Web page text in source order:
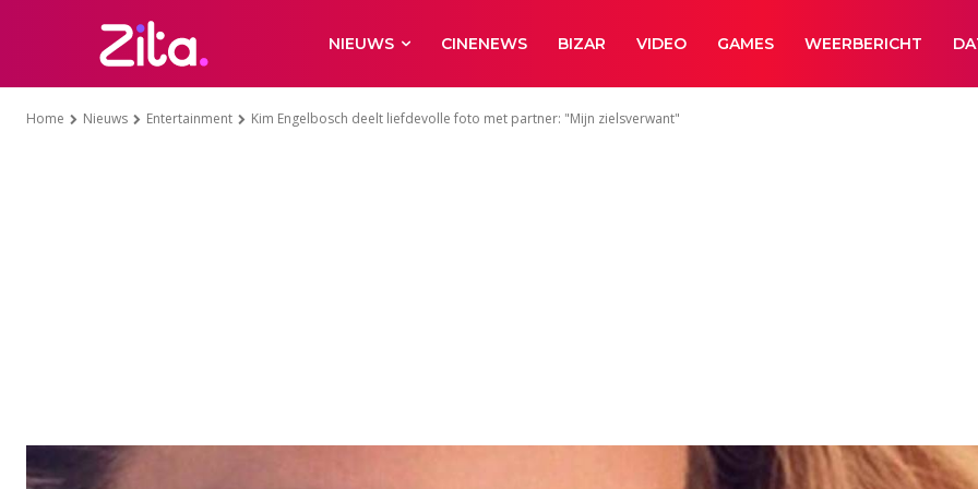
NIEUWS CINENEWS BIZAR VIDEO GAMES WEERBERICHT
Home Nieuws Entertainment Kim Engelbosch deelt liefdevolle foto met partner: "Mijn zielsverwant"